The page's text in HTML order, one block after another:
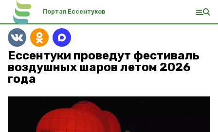
Портал Ессентуков
Ессентуки проведут фестиваль
воздушных шаров летом 2026
года